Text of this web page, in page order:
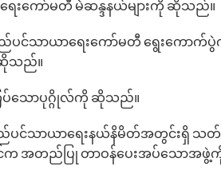
းကော်မတီ မဲဆန္ဒနယ်များကို ဆိုသည်။
င်သာယာရေးကော်မတီ ရွေး‌ကောက်
ဆိုသည်။
ပ်‌သောပုဂ္ဂိုလ်ကို ဆိုသည်။
င်သာယာ‌ရေးနယ်နိမိတ်အတွင်းရှိ သတ်မှ
ရှင်က အတည်ပြု တာဝန်‌ပေးအပ်‌သောအ